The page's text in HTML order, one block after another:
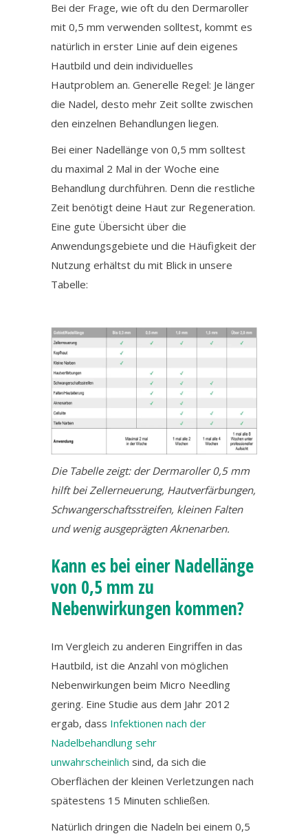
Bei der Frage, wie oft du den Dermaroller
mit 0,5 mm verwenden solltest, kommt es
natürlich in erster Linie auf dein eigenes
Hautbild und dein individuelles
Hautproblem an. Generelle Regel: Je länger
die Nadel, desto mehr Zeit sollte zwischen
den einzelnen Behandlungen liegen.
Bei einer Nadellänge von 0,5 mm solltest
du maximal 2 Mal in der Woche eine
Behandlung durchführen. Denn die restliche
Zeit benötigt deine Haut zur Regeneration.
Eine gute Übersicht über die
Anwendungsgebiete und die Häufigkeit der
Nutzung erhältst du mit Blick in unsere
Tabelle:
Die Tabelle zeigt: der Dermaroller 0,5 mm
hilft bei Zellerneuerung, Hautverfärbungen,
Schwangerschaftsstreifen, kleinen Falten
und wenig ausgeprägten Aknenarben.
Kann es bei einer Nadellänge
von 0,5 mm zu
Nebenwirkungen kommen?
Im Vergleich zu anderen Eingriffen in das
Hautbild, ist die Anzahl von möglichen
Nebenwirkungen beim Micro Needling
gering. Eine Studie aus dem Jahr 2012
ergab, dass Infektionen nach der
Nadelbehandlung sehr
unwahrscheinlich sind, da sich die
Oberflächen der kleinen Verletzungen nach
spätestens 15 Minuten schließen.
Natürlich dringen die Nadeln bei einem 0,5